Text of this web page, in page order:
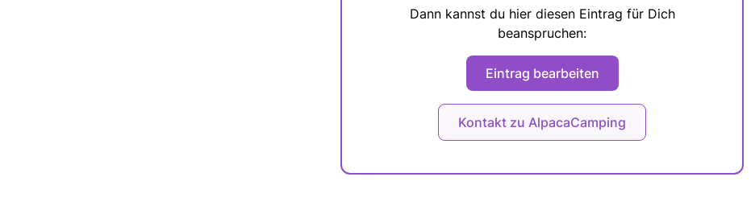
Dann kannst du hier diesen Eintrag für Dich
beanspruchen:
Eintrag bearbeiten
Kontakt zu AlpacaCamping